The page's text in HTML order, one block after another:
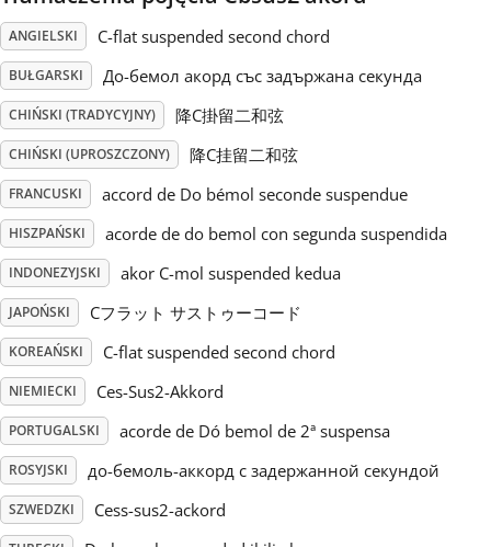
Português
Русский
Svenska
Tiếng Việt
Türkçe
Українська
简体中文
繁體中文
ANGIELSKI C-flat suspended second chord
BUŁGARSKI До-бемол акорд със задържана секунда
CHIŃSKI (TRADYCYJNY) 降C掛留二和弦
CHIŃSKI (UPROSZCZONY) 降C挂留二和弦
FRANCUSKI accord de Do bémol seconde suspendue
HISZPAŃSKI acorde de do bemol con segunda suspendida
INDONEZYJSKI akor C-mol suspended kedua
JAPOŃSKI Cフラット サストゥーコード
KOREAŃSKI C-flat suspended second chord
NIEMIECKI Ces-Sus2-Akkord
PORTUGALSKI acorde de Dó bemol de 2ª suspensa
ROSYJSKI до-бемоль-аккорд с задержанной секундой
SZWEDZKI Cess-sus2-ackord